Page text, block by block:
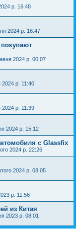
р. 16:48
2024 р. 16:47
2024 р. 00:07
2024 р. 11:40
2024 р. 11:39
2024 р. 15:12
с Glassfix
2024 р. 22:26
2024 р. 08:05
р. 11:56
из Китая
2023 р. 08:01